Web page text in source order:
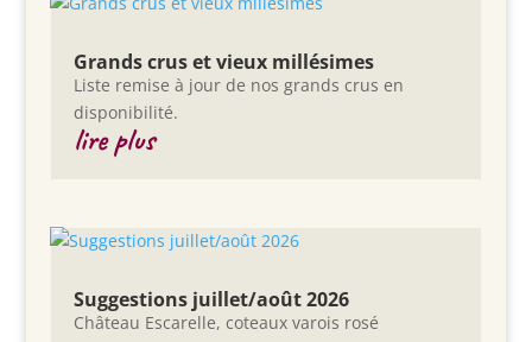
Grands crus et vieux millésimes
Liste remise à jour de nos grands crus en
disponibilité.
lire plus
Suggestions juillet/août 2026
Château Escarelle, coteaux varois rosé